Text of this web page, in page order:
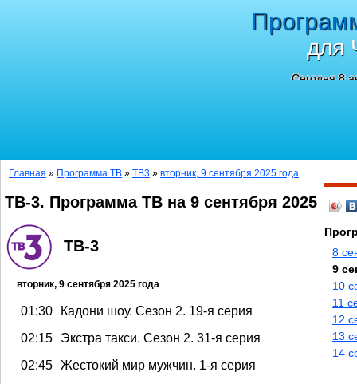
для
Сегодня 8
Главная » Программа ТВ » ТВ3 » вторник, 9 сентября 2025 года
ТВ-3. Программа ТВ на 9 сентября 2025
ТВ-3
вторник, 9 сентября 2025 года
01:30
Кадони шоу. Сезон 2. 19-я серия
02:15
Экстра такси. Сезон 2. 31-я серия
02:45 Жестокий мир мужчин. 1-я серия
8
9
10
11
12
13
14